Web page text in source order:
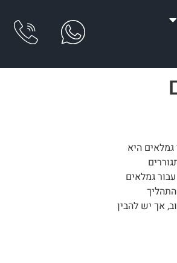
היא
גמלאים
אך יש להבין